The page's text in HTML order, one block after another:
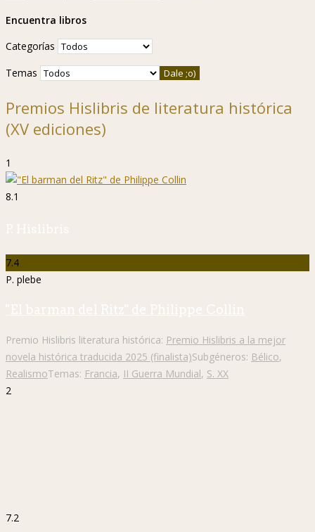
Encuentra libros
Categorías
Temas
Premios Hislibris de literatura histórica
(XV ediciones)
1
8.1
P. Hislibris
7.4
P. plebe
"El barman del Ritz" de Philippe Collin
Premio Hislibris literatura histórica: Premio Hislibris a la mejor
novela histórica traducida 2025 (finalista)Subgéneros: Bélico,
RealismoTemas: Francia, II Guerra Mundial, S. XX
2
7.2